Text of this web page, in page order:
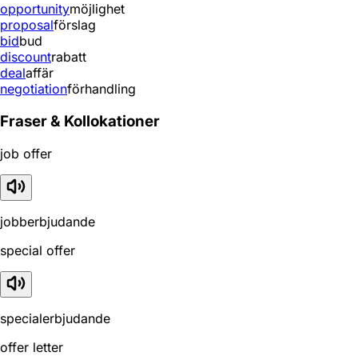
opportunitymöjlighet
proposalförslag
bidbud
discountrabatt
dealaffär
negotiationförhandling
Fraser & Kollokationer
job offer
jobberbjudande
special offer
specialerbjudande
offer letter